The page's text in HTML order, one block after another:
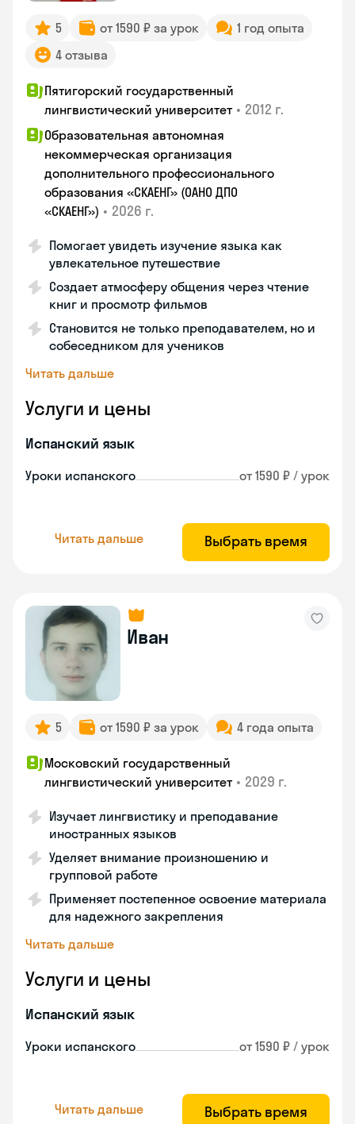
5 от 1590 ₽ за урок
1 год опыта
4 отзыва
Пятигорский государственный
лингвистический университет • 2012 г.
Образовательная автономная
некоммерческая организация
дополнительного профессионального
образования «СКАЕНГ» (ОАНО ДПО
«СКАЕНГ») • 2026 г.
Помогает увидеть изучение языка как
увлекательное путешествие
Создает атмосферу общения через чтение
книг и просмотр фильмов
Становится не только преподавателем, но и
собеседником для учеников
Читать дальше
Услуги и цены
Испанский язык
Уроки испанского от 1590 ₽ / урок
Читать дальше Выбрать время
Иван
5 от 1590 ₽ за урок 4 года опыта
Московский государственный
лингвистический университет • 2029 г.
Изучает лингвистику и преподавание
иностранных языков
Уделяет внимание произношению и
групповой работе
Применяет постепенное освоение материала
для надежного закрепления
Читать дальше
Услуги и цены
Испанский язык
Уроки испанского от 1590 ₽ / урок
Читать дальше Выбрать время